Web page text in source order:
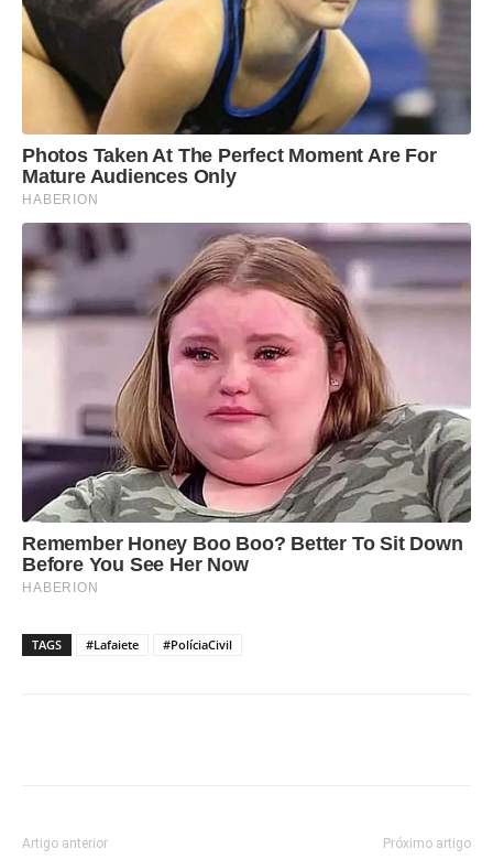
TAGS #Lafaiete #PolíciaCivil
Artigo anterior Próximo artigo